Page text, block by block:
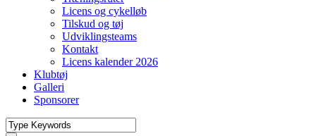
Licens og cykelløb
Tilskud og tøj
Udviklingsteams
Kontakt
Licens kalender 2026
Klubtøj
Galleri
Sponsorer